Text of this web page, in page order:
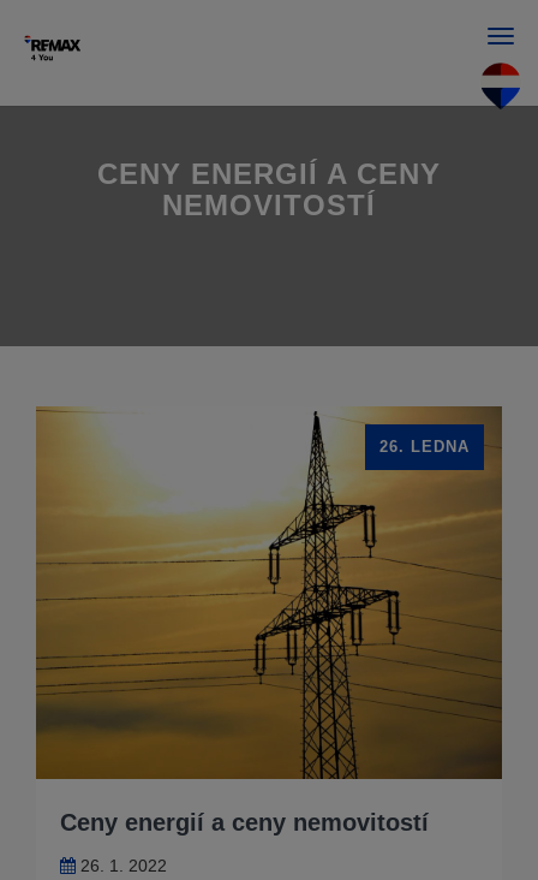
CENY ENERGIÍ A CENY
NEMOVITOSTÍ
Ceny energií a ceny nemovitostí
26. 1. 2022
26. LEDNA